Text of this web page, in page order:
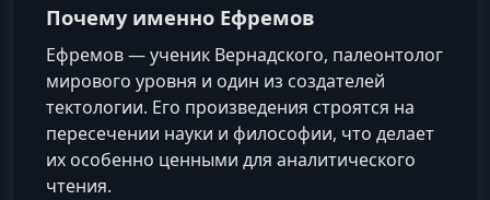
Почему именно Ефремов
Ефремов — ученик Вернадского, палеонтолог
мирового уровня и один из создателей
тектологии. Его произведения строятся на
пересечении науки и философии, что делает
их особенно ценными для аналитического
чтения.